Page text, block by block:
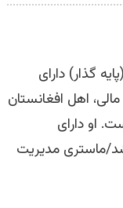
گذار) دارای
مالی، اهل افغانستان
او دارای
ماستری مدیریت